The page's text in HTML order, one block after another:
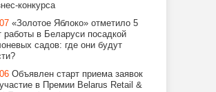
конкурса
«Золотое Яблоко» отметило 5
работы в Беларуси посадкой
садов: где они будут
Объявлен старт приема заявок
в Премии Belarus Retail &